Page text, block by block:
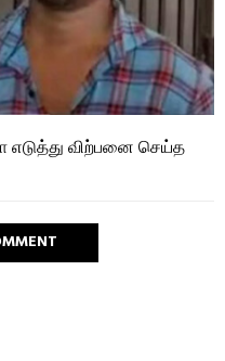
எடுத்து விற்பனை செய்த